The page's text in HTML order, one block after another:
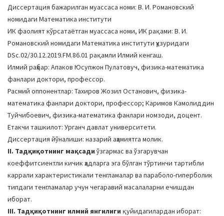
Диссертация бажарилган муассаса номи: В. И. Романовский
номидаги Математика институти
ИК фаолият кўрсатаётган муассаса номи, ИК рақами: В. И.
Романовский номидаги Математика институти ҳузуридаги
DSc.02/30.12.2019.FM.86.01 рақамли Илмий кенгаш.
Илмий раҳбар: Апаков Юсупжон Пулатовуч, физика-математика
фанлари доктори, профессор.
Расмий оппонентлар: Тахиров Жозил Останович, физика-
математика фанлари доктори, профессор; Каримов Камолиддин
Туйчибоевич, физика-математика фанлари номзоди, доцент.
Етакчи ташкилот: Урганч давлат университети.
Диссертация йўналиши: назарий аҳамиятга молик.
II. Тадқиқотнинг мақсади ўзгармас ва ўзгарувчан
коеффитсиентли кичик ҳадларга эга бўлган тўртинчи тартибли
каррали характеристикали тенгламалар ва параболо-гиперболик
типдаги тенгламалар учун чегаравий масалаларни ечишдан
иборат.
III. Тадқиқотнинг илмий янгилиги қуйидагилардан иборат: